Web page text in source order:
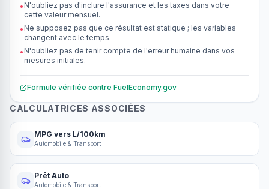
• N'oubliez pas d'inclure l'assurance et les taxes dans votre
cette valeur mensuel.
• Ne supposez pas que ce résultat est statique ; les variables
changent avec le temps.
• N'oubliez pas de tenir compte de l'erreur humaine dans vos
mesures initiales.
Formule vérifiée contre FuelEconomy.gov
CALCULATRICES ASSOCIÉES
MPG vers L/100km
Automobile & Transport
Prêt Auto
Automobile & Transport